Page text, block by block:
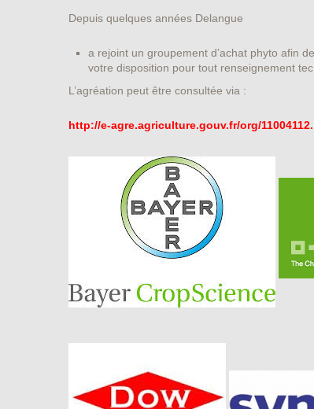
Depuis quelques années Delangue
a rejoint un groupement d’achat phyto afin
votre disposition pour tout renseignement
L’agréation peut être consultée via :
http://e-agre.agriculture.gouv.fr/org/